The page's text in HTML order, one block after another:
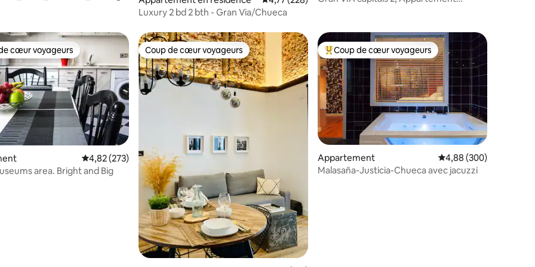
Luxury 2 bd 2 bth - Gran Via/Chueca
base de 437 commentaires : 4,94 sur 5
cœur voyageurs les plus appréciés
cœur voyageurs
Évaluation moyenne sur la base de 273 commentaires : 4,82 sur 5
4,82 (273)
area. Bright and Big
Coup de cœur voyageurs
Coup de cœur voyageurs Coups de cœur voyageurs les plus appréciés
Coup de cœur voyageurs
Appartement Évaluation moyenne
4,88 (300)
Malasaña-Justicia-Chueca avec jacuzzi